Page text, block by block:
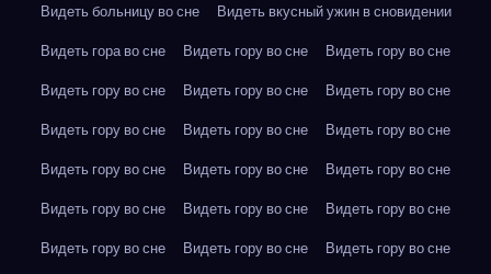
Видеть больницу во сне
Видеть вкусный ужин в сновидении
Видеть гора во сне
Видеть гору во сне
Видеть гору во сне
Видеть гору во сне
Видеть гору во сне
Видеть гору во сне
Видеть гору во сне
Видеть гору во сне
Видеть гору во сне
Видеть гору во сне
Видеть гору во сне
Видеть гору во сне
Видеть гору во сне
Видеть гору во сне
Видеть гору во сне
Видеть гору во сне
Видеть гору во сне
Видеть гору во сне